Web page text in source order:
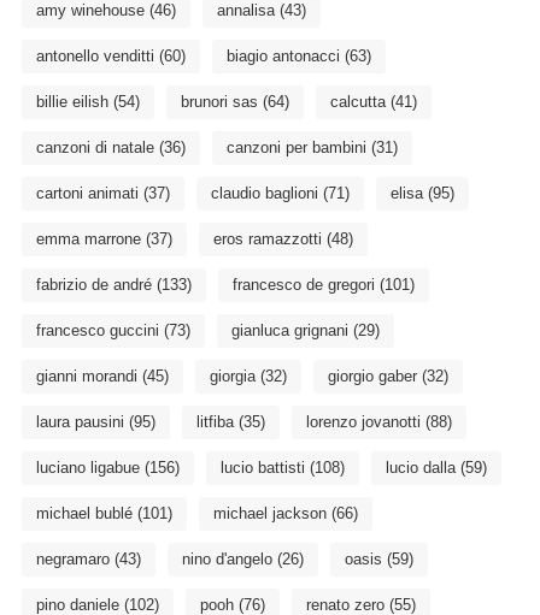
amy winehouse(46) annalisa(43)
antonello venditti (60) biagio antonacci (63)
billie eilish(54) brunori sas (64) calcutta(41)
canzoni di natale(36) canzoni per bambini (31)
cartoni animati (37) claudio baglioni (71) elisa(95)
emma marrone(37) eros ramazzotti (48)
fabrizio de andré(133) francesco de gregori (101)
francesco guccini (73) gianluca grignani (29)
gianni morandi (45) giorgia(32) giorgio gaber(32)
laura pausini (95) litfiba(35) lorenzo jovanotti (88)
luciano ligabue(156) lucio battisti (108) lucio dalla(59)
michael bublé(101) michael jackson(66)
negramaro(43) nino d'angelo(26) oasis (59)
pino daniele(102) pooh(76) renato zero(55)